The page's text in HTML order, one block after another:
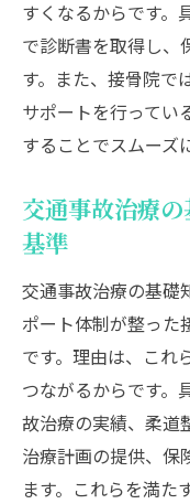
すくなるからです。
で診断書を取得し、
す。また、接骨院で
サポートを行ってい
することでスムーズ
交通事故治療
基準
交通事故治療の基礎
ポート体制が整った
です。理由は、これ
つながるからです。
故治療の実績、柔道
治療計画の提供、保
ます。これらを満た